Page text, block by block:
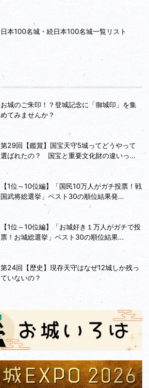
日本100名城・続日本100名城一覧リスト
お城のご朱印！？登城記念に「御城印」を集
めてみませんか？
第29回【鑑賞】国宝天守5城ってどうやって
選ばれたの？ 国宝と重要文化財の違いっ...
【1位～10位編】「国民10万人がガチ投票！戦
国武将総選挙」ベスト30の順位結果発...
【1位～10位編】「お城好き１万人がガチで投
票！お城総選挙」ベスト30の順位結果...
第24回【歴史】現存天守はなぜ12城しか残っ
ていないの？